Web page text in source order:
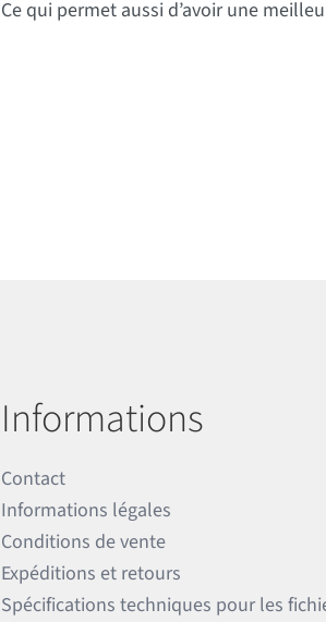
Ce qui permet aussi d’avoir une
Informations
Contact
Informations légales
Conditions de vente
Expéditions et retours
Spécifications techniques pour les